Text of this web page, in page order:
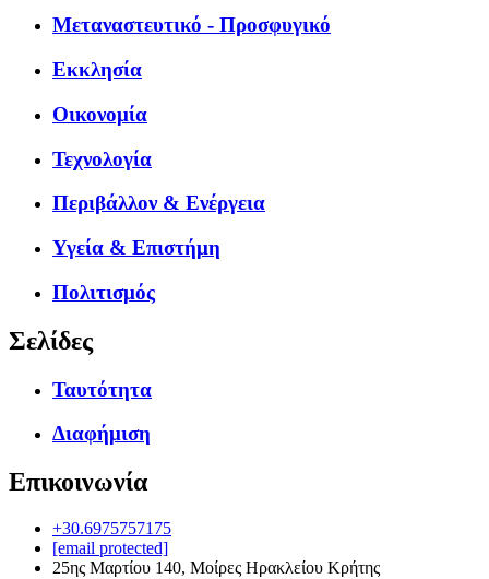
Μεταναστευτικό - Προσφυγικό
Εκκλησία
Οικονομία
Τεχνολογία
Περιβάλλον & Ενέργεια
Υγεία & Επιστήμη
Πολιτισμός
Σελίδες
Ταυτότητα
Διαφήμιση
Επικοινωνία
+30.6975757175
[email protected]
25ης Μαρτίου 140, Μοίρες Ηρακλείου Κρήτης